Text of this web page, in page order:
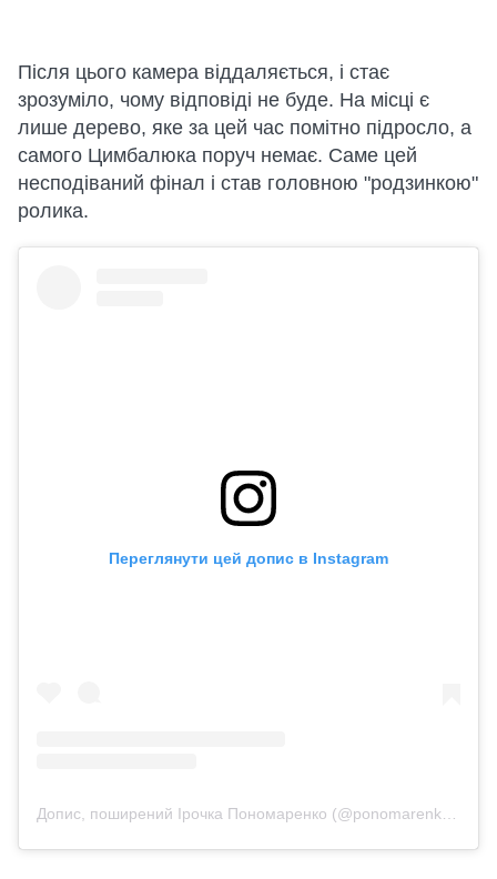
Після цього камера віддаляється, і стає
зрозуміло, чому відповіді не буде. На місці є
лише дерево, яке за цей час помітно підросло, а
самого Цимбалюка поруч немає. Саме цей
несподіваний фінал і став головною "родзинкою"
ролика.
Переглянути цей допис в Instagram